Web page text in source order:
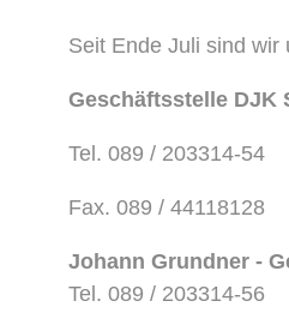
Seit Ende Juli sind wir
Geschäftsstelle DJK
Tel. 089 / 203314-54
Fax. 089 / 44118128
Johann Grundner -
Tel. 089 / 203314-56